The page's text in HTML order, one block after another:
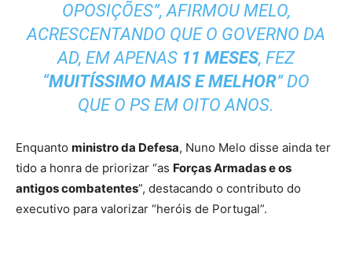
OPOSIÇÕES”, AFIRMOU MELO,
ACRESCENTANDO QUE O GOVERNO DA
AD, EM APENAS 11 MESES, FEZ
“MUITÍSSIMO MAIS E MELHOR” DO
QUE O PS EM OITO ANOS.
Enquanto ministro da Defesa, Nuno Melo disse ainda ter
tido a honra de priorizar “as Forças Armadas e os
antigos combatentes”, destacando o contributo do
executivo para valorizar “heróis de Portugal”.